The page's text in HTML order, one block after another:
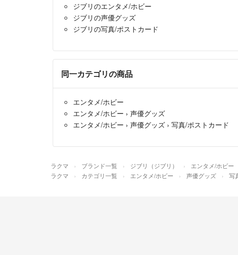
ジブリのエンタメ/ホビー
ジブリの声優グッズ
ジブリの写真/ポストカード
同一カテゴリの商品
エンタメ/ホビー
エンタメ/ホビー › 声優グッズ
エンタメ/ホビー › 声優グッズ › 写真/ポストカード
ラクマ ブランド一覧 ジブリ（ジブリ） エンタメ/ホビー
ラクマ カテゴリ一覧 エンタメ/ホビー 声優グッズ 写